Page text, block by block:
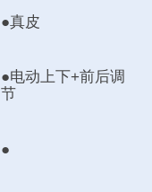
●真皮
●电动上下+前后调
节
●